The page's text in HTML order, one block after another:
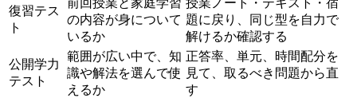
復習テス
ト
前回授業と家庭学習
の内容が身について
いるか
授業ノート・テキスト・宿
題に戻り、同じ型を自力で
解けるか確認する
公開学力
テスト
範囲が広い中で、知
識や解法を選んで使
えるか
正答率、単元、時間配分を
見て、取るべき問題から直
す